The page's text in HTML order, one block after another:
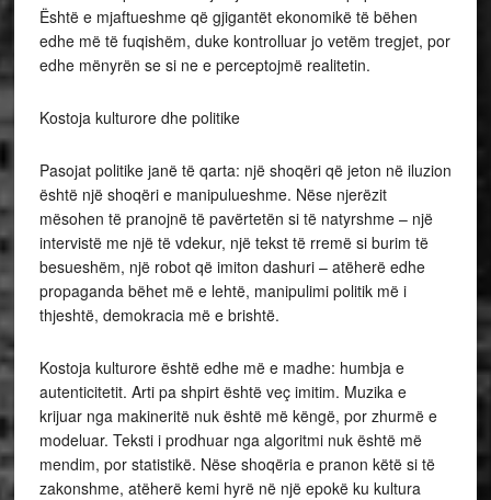
Është e mjaftueshme që gjigantët ekonomikë të bëhen
edhe më të fuqishëm, duke kontrolluar jo vetëm tregjet, por
edhe mënyrën se si ne e perceptojmë realitetin.
Kostoja kulturore dhe politike
Pasojat politike janë të qarta: një shoqëri që jeton në iluzion
është një shoqëri e manipulueshme. Nëse njerëzit
mësohen të pranojnë të pavërtetën si të natyrshme – një
intervistë me një të vdekur, një tekst të rremë si burim të
besueshëm, një robot që imiton dashuri – atëherë edhe
propaganda bëhet më e lehtë, manipulimi politik më i
thjeshtë, demokracia më e brishtë.
Kostoja kulturore është edhe më e madhe: humbja e
autenticitetit. Arti pa shpirt është veç imitim. Muzika e
krijuar nga makineritë nuk është më këngë, por zhurmë e
modeluar. Teksti i prodhuar nga algoritmi nuk është më
mendim, por statistikë. Nëse shoqëria e pranon këtë si të
zakonshme, atëherë kemi hyrë në një epokë ku kultura